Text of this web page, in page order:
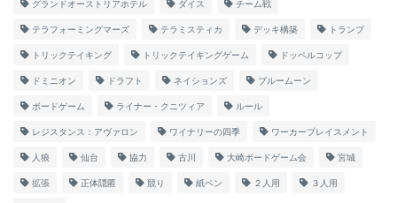
グランドオーストリアホテル ダイス チーム戦
テラフォーミングマーズ テラミスティカ デッキ構築 トランプ
トリックテイキング トリックテイキングゲーム ドッペルコップ
ドミニオン ドラフト ネイションズ ブルームーン
ボードゲーム ライナー・クニツィア ルール
レジスタンス：アヴァロン ワイナリーの四季 ワーカープレイスメント
人狼 仙台 協力 古川 大崎ボードゲーム会 宮城
拡張 正体隠匿 競り 紙ペン ２人用 ３人用